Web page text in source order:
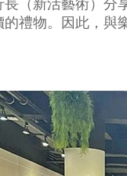
禮物。因此，與